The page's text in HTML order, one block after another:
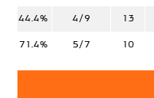
13
4/9
44.4%
10
5/7
71.4%